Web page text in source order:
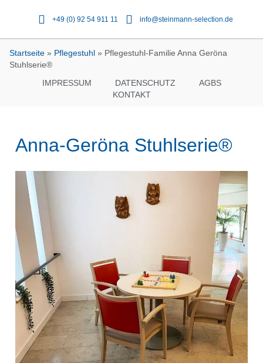
+49 (0) 92 54 911 11 info@steinmann-selection.de
Startseite » Pflegestuhl » Pflegestuhl-Familie Anna Geröna
Stuhlserie®
IMPRESSUM DATENSCHUTZ
AGBS
KONTAKT
Anna-Geröna Stuhlserie®